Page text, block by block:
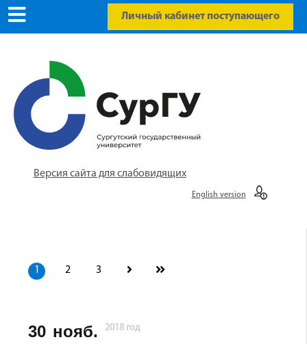
Личный кабинет поступающего
Версия сайта для слабовидящих
English version
1 2 3
30 нояб. 2018 год